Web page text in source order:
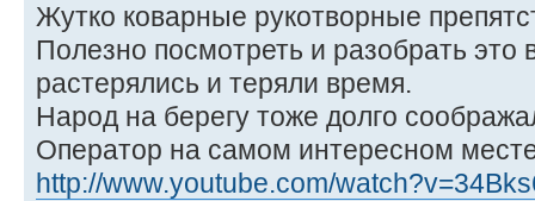
Жутко коварные рукотворные
Полезно посмотреть и разобрать это
растерялись и теряли время.
Народ на берегу тоже долго
Оператор на самом интересном
http://www.youtube.com/